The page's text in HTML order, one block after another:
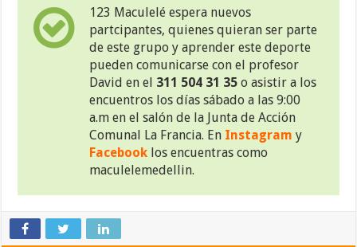
123 Maculelé espera nuevos
partcipantes, quienes quieran ser parte
de este grupo y aprender este deporte
pueden comunicarse con el profesor
David en el 311 504 31 35 o asistir a los
encuentros los días sábado a las 9:00
a.m en el salón de la Junta de Acción
Comunal La Francia. En Instagram y
Facebook los encuentras como
maculelemedellin.